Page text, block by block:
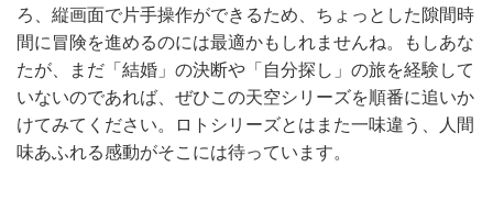
ろ、縦画面で片手操作ができるため、ちょっとした隙間時
間に冒険を進めるのには最適かもしれませんね。もしあな
たが、まだ「結婚」の決断や「自分探し」の旅を経験して
いないのであれば、ぜひこの天空シリーズを順番に追いか
けてみてください。ロトシリーズとはまた一味違う、人間
味あふれる感動がそこには待っています。